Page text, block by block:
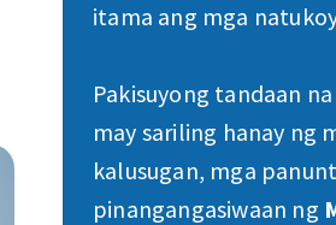
itama ang mga
Pakisuyong tandaan
may sariling hanay ng
kalusugan, mga
pinangangasiwaan ng